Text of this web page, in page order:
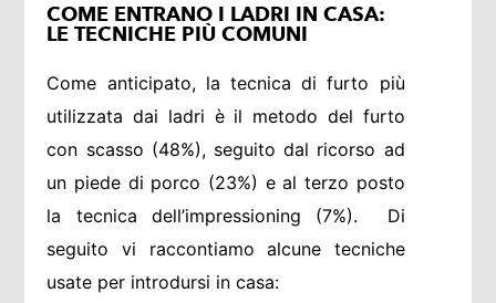
COME ENTRANO I LADRI IN CASA:
LE TECNICHE PIÙ COMUNI
Come anticipato, la tecnica di furto più
utilizzata dai ladri è il metodo del furto
con scasso (48%), seguito dal ricorso ad
un piede di porco (23%) e al terzo posto
la tecnica dell’impressioning (7%). Di
seguito vi raccontiamo alcune tecniche
usate per introdursi in casa: